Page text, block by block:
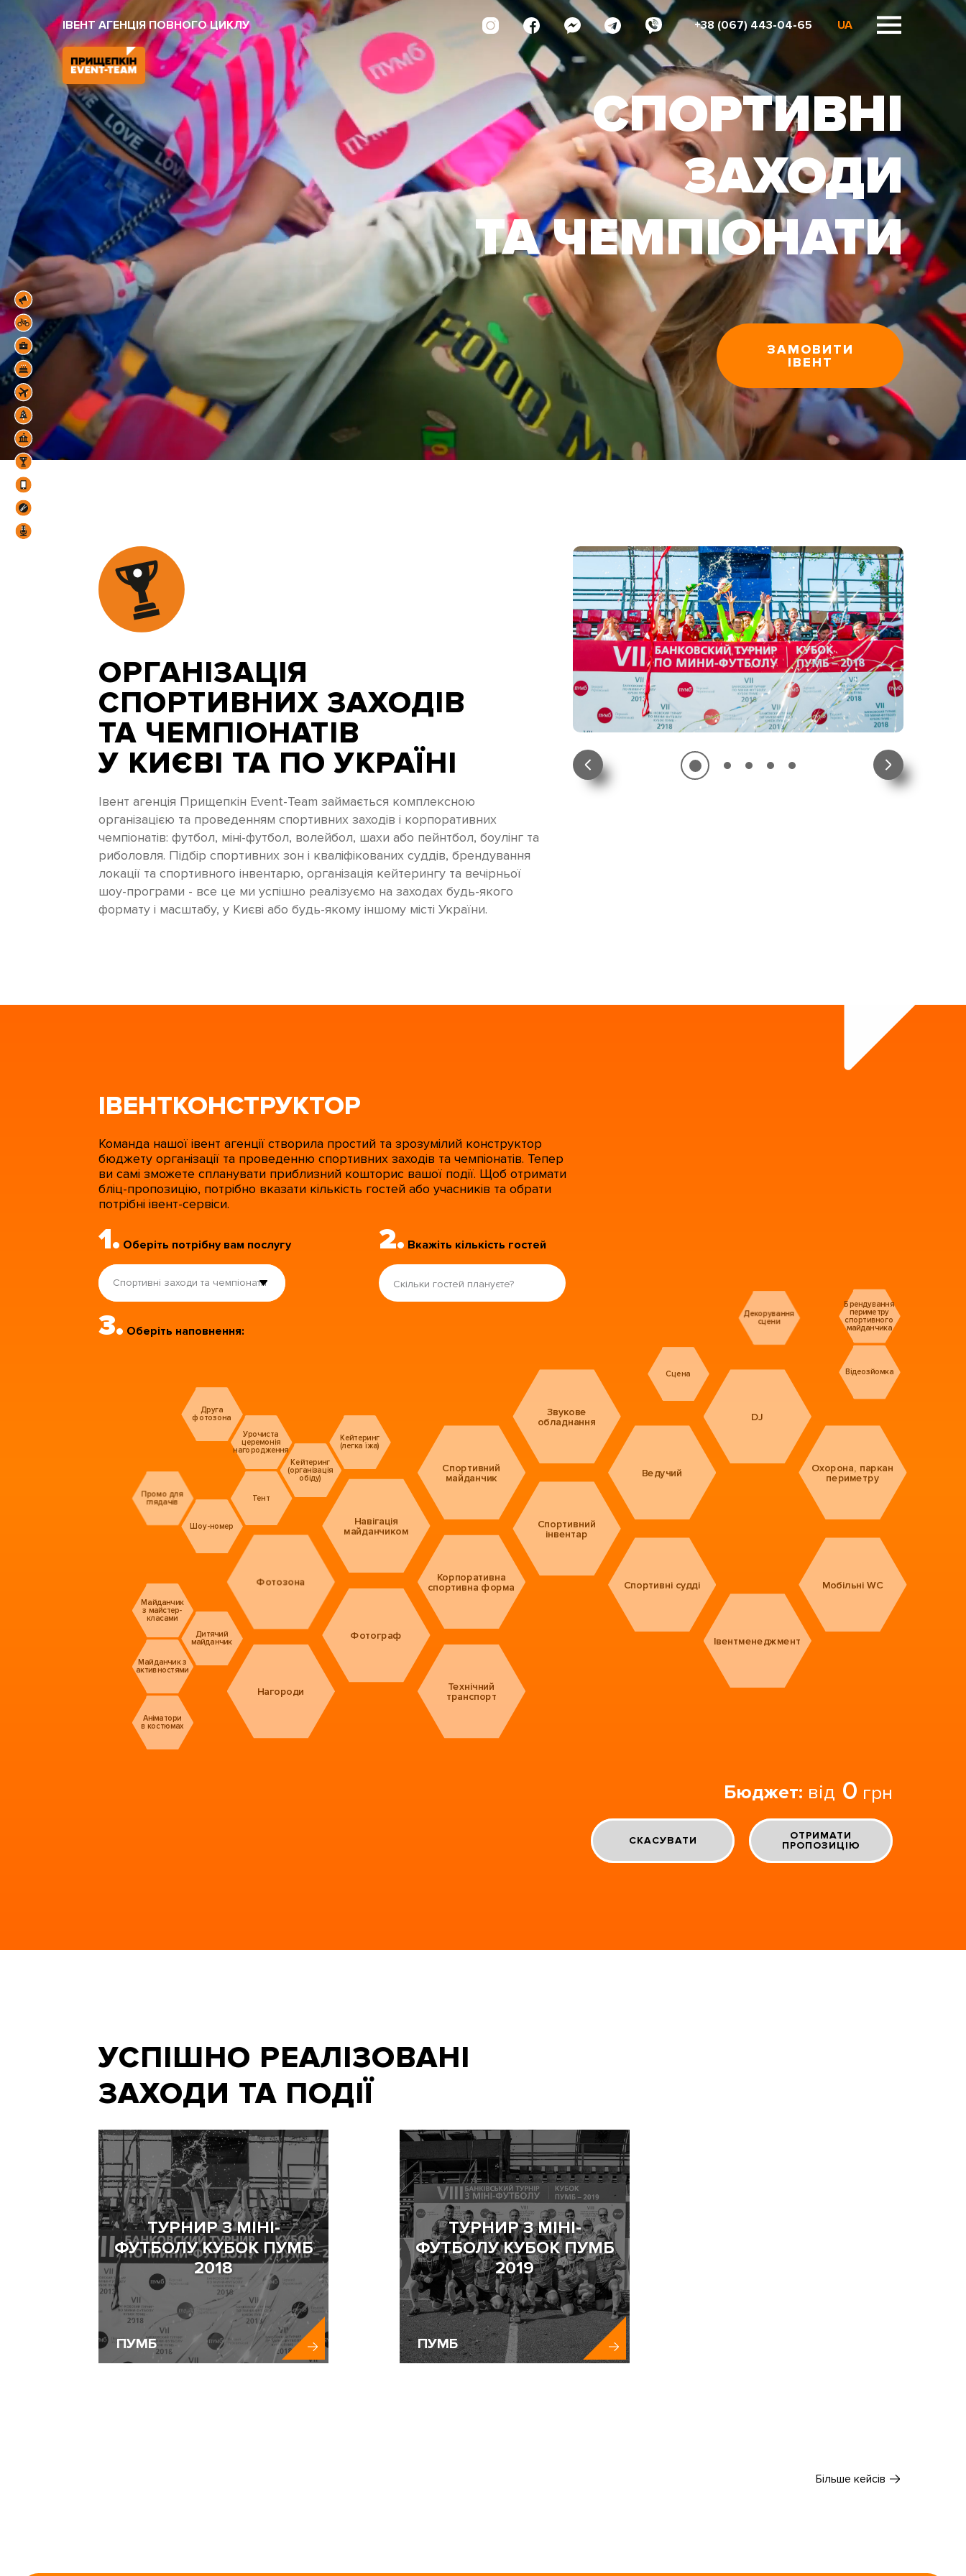
ІВЕНТ АГЕНЦІЯ ПОВНОГО ЦИКЛУ +38 (067) 443-04-65 UA
СПОРТИВНІ
ЗАХОДИ
ТА ЧЕМПІОНАТИ
ЗАМОВИТИ
ІВЕНТ
ОРГАНІЗАЦІЯ
СПОРТИВНИХ ЗАХОДІВ
ТА ЧЕМПІОНАТІВ
У КИЄВІ ТА ПО УКРАЇНІ
Івент агенція Прищепкін Event-Team займається комплексною
організацією та проведенням спортивних заходів і корпоративних
чемпіонатів: футбол, міні-футбол, волейбол, шахи або пейнтбол, боулінг та
риболовля. Підбір спортивних зон і кваліфікованих суддів, брендування
локації та спортивного інвентарю, організація кейтерингу та вечірньої
шоу-програми - все це ми успішно реалізуємо на заходах будь-якого
формату і масштабу, у Києві або будь-якому іншому місті України.
ІВЕНТКОНСТРУКТОР
Команда нашої івент агенції створила простий та зрозумілий конструктор
бюджету організації та проведенню спортивних заходів та чемпіонатів. Тепер
ви самі зможете спланувати приблизний кошторис вашої події. Щоб отримати
бліц-пропозицію, потрібно вказати кількість гостей або учасників та обрати
потрібні івент-сервіси.
1. Оберіть потрібну вам послугу
Спортивні заходи та чемпіонати
2. Вкажіть кількість гостей
3. Оберіть наповнення:
Фотозона
Нагороди
Навігація
майданчиком
Фотограф
Спортивний
майданчик
Корпоративна
спортивна форма
Технічний
транспорт
Звукове
обладнання
Спортивний
інвентар
Ведучий
Спортивні судді
DJ
Охорона, паркан
периметру
Мобільні WC
Івентменеджмент
Промо для
глядачів
Майданчик
з майстер-
класами
Майданчик з
активностями
Шоу-номер
Друга
фотозона
Тент
Аніматори
в костюмах
Урочиста
церемонія
нагородження
Кейтеринг
(організація
обіду)
Кейтеринг
(легка їжа)
Дитячий
майданчик
Декорування
сцени
Брендування
периметру
спортивного
майданчика
Відеозйомка
Сцена
Бюджет: від 0 грн
СКАСУВАТИ
ОТРИМАТИ
ПРОПОЗИЦІЮ
УСПІШНО РЕАЛІЗОВАНІ
ЗАХОДИ ТА ПОДІЇ
ТУРНИР З МІНІ-
ФУТБОЛУ КУБОК ПУМБ
2018
ПУМБ
ТУРНИР З МІНІ-
ФУТБОЛУ КУБОК ПУМБ
2019
ПУМБ
Більше кейсів